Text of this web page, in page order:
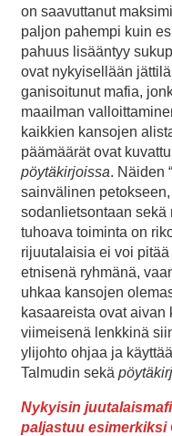
on saavuttanut
paljon pahempi kuin
pahuus lisääntyy
ovat nykyisellään
ganisoitunut mafia,
maa­il­man
kaikkien kansojen
päämäärät ovat
pöytäkirjoissa. Näiden
sainvälinen
sodanlietsontaan sekä
tuhoava toi­minta on
rijuutalaisia ei voi
etnisenä ryhmänä,
uhkaa kan­sojen
kasaareista ovat
viimeisenä lenk­kinä
ylijohto ohjaa ja
Talmudin sekä
Nykyisin
paljastuu esimerkiksi